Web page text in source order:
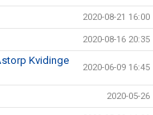
2020-08-21 16:00
2020-08-16 20:35
Kvidinge
2020-06-09 16:45
2020-05-26